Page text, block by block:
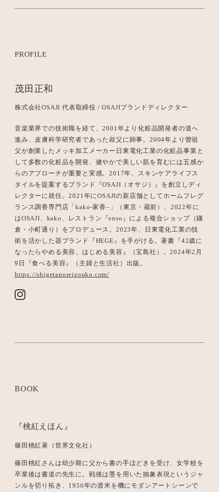
PROFILE
茂田正和
株式会社OSAJI 代表取締役 / OSAJIブランドディレクター
音楽業界での技術職を経て、2001 年より化粧品開発者の道へ
進み、皮膚科学研究者であった叔父に師事。 2004年より曽祖
父が創業したメッキ加工メーカー日東電化工業の化粧品事業と
して多数の化粧品を開発、健やかで美しい肌を育むには五感か
らのアプローチが重要と実感。2017年、スキンケアライフス
タイルを提案するブランド『OSAJI （オサジ）』を創立しディ
レクターに就任。2021 年にOSAJIの新店舗としてホームフレグ
ランス調香専門店「kako-家香– 」（東京・蔵前）、 2022年に
はOSAJI kako 、レストラン『enso 』による複合ショップ（鎌
倉・小町通り）をプロデュース。2023年、日東電化工業の技
術を活かした器ブランド『HEGE 』を手がける。著書『42歳に
なったらやめる美容、はじめる美容』（宝島社）。2024年2 月
9 日『食べる美容』（主婦と生活社）出版。
https://shigetanoreizouko.com/
BOOK
『桃紅えほん』
篠田桃紅著（世界文化社）
篠田桃紅さんは幼少期に父から書の手ほどきを受け、女学校を
卒業後は書道の先生に。戦後は墨を用いた抽象表現というジャ
ンルを切り拓き、1956年の渡米を機にモダンアートシーンで